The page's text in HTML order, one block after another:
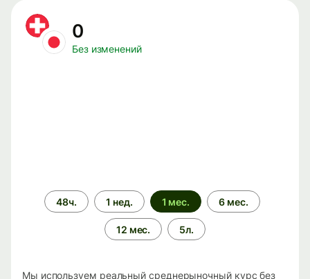
0
Без изменений
Период
времени
48ч. 1 нед. 1 мес. 6 мес.
12 мес. 5л.
Мы используем реальный среднерыночный курс без